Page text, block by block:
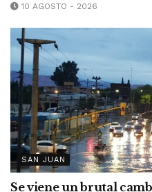
10 AGOSTO - 2026
SAN JUAN
Se viene un brutal